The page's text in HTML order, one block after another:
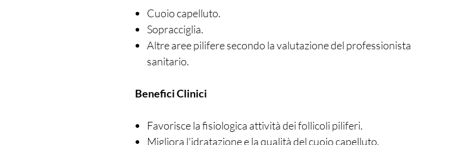
Cuoio capelluto.
Sopracciglia.
Altre aree pilifere secondo la valutazione del professionista
sanitario.
Benefici Clinici
Favorisce la fisiologica attività dei follicoli piliferi.
Migliora l'idratazione e la qualità del cuoio capelluto.